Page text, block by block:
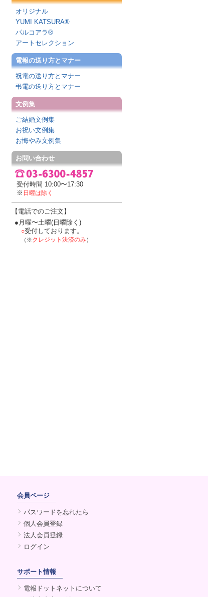
オリジナル
YUMI KATSURA®
パルコアラ®
アートセレクション
電報の送り方とマナー
祝電の送り方とマナー
弔電の送り方とマナー
文例集
ご結婚文例集
お祝い文例集
お悔やみ文例集
お問い合わせ
受付時間 10:00〜17:30
※ 日曜は除く
【電話でのご注文】
●月曜〜土曜(日曜除く)
○受付しております。
（※クレジット決済のみ）
会員ページ
パスワードを忘れたら
個人会員登録
法人会員登録
ログイン
サポート情報
電報ドットネットについて